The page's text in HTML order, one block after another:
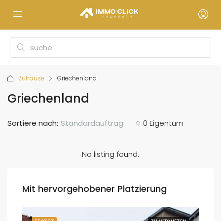
Zuhause Griechenland
Griechenland
0 Eigentum
Sortiere nach: Standardauftrag
No listing found.
Mit hervorgehobener Platzierung